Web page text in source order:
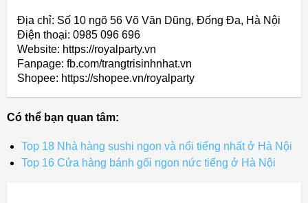
Địa chỉ: Số 10 ngõ 56 Võ Văn Dũng, Đống Đa, Hà Nội
Điện thoại: 0985 096 696
Website: https://royalparty.vn
Fanpage: fb.com/trangtrisinhnhat.vn
Shopee: https://shopee.vn/royalparty
Có thể bạn quan tâm:
Top 18 Nhà hàng sushi ngon và nổi tiếng nhất ở Hà Nội
Top 16 Cửa hàng bánh gối ngon nức tiếng ở Hà Nội